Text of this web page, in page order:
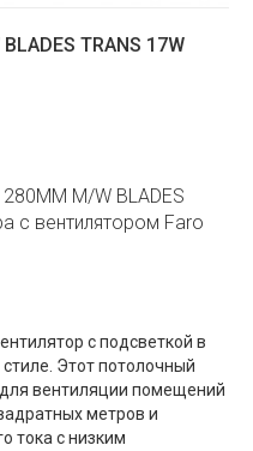
TRANS 17W
M/W BLADES
с вентилятором Faro
с подсветкой в
Этот потолочный
вентиляции помещений
метров и
тока с низким